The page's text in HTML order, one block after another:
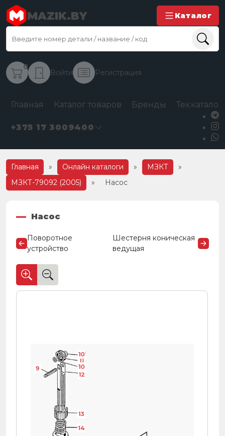
MAZIK.BY Каталог
0
Войти Регистрация
Главная Каталог товаров Бренды
+375 17 3009400
Главная » Онлайн каталоги » МЗКТ
»
МЗКТ-79092 (2005)
» Насос
Насос
Поворотное
устройство
Шестерня коническая
ведущая
11
14
13
12
10
10
9